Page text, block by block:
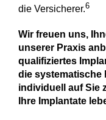
die Versicherer.6
Wir freuen uns,
unserer Praxis
qualifiziertes
die systematische
individuell auf Sie
Ihre Implantate